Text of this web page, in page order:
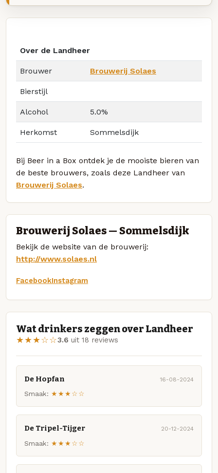
Over de Landheer
Brouwer Brouwerij Solaes
Bierstijl
Alcohol 5.0%
Herkomst Sommelsdijk
Bij Beer in a Box ontdek je de mooiste bieren van
de beste brouwers, zoals deze Landheer van
Brouwerij Solaes.
Brouwerij Solaes — Sommelsdijk
Bekijk de website van de brouwerij:
http://www.solaes.nl
FacebookInstagram
Wat drinkers zeggen over Landheer
★★★☆☆3.6 uit 18 reviews
De Hopfan 16-08-2024
Smaak: ★★★☆☆
De Tripel-Tijger 20-12-2024
Smaak: ★★★☆☆